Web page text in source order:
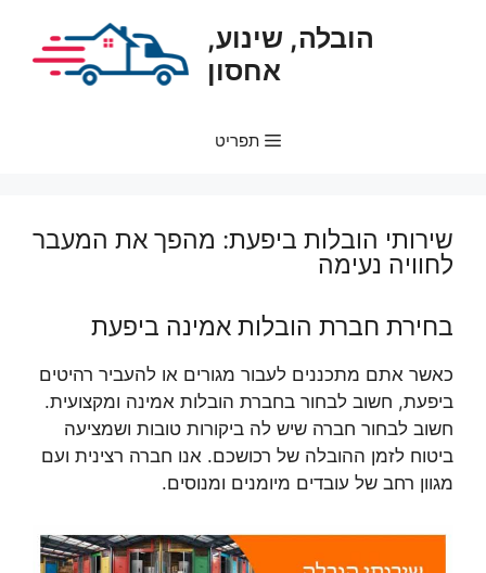
הובלה, שינוע,
אחסון
תפריט
שירותי הובלות ביפעת: מהפך את המעבר
לחוויה נעימה
בחירת חברת הובלות אמינה ביפעת
כאשר אתם מתכננים לעבור מגורים או להעביר רהיטים
ביפעת, חשוב לבחור בחברת הובלות אמינה ומקצועית.
חשוב לבחור חברה שיש לה ביקורות טובות ושמציעה
ביטוח לזמן ההובלה של רכושכם. אנו חברה רצינית ועם
מגוון רחב של עובדים מיומנים ומנוסים.